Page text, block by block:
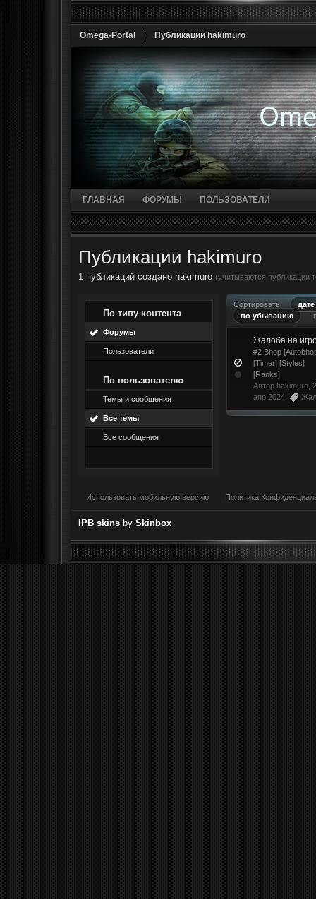
Omega-Portal Публикации hakimuro
ГЛАВНАЯ ФОРУМЫ ПОЛЬЗОВАТЕЛИ
Публикации hakimuro
1 публикаций создано hakimuro (учитываются публикации
По типу контента
Форумы
Пользователи
По пользователю
Темы и сообщения
Все темы
Все сообщения
Сортировать
по убыванию
Жалоба на
#2 Bhop
[Timer] [Styles]
[Ranks]
Автор hakimuro ,
апр 2024
Использовать мобильную версию Политика
IPB skins by Skinbox